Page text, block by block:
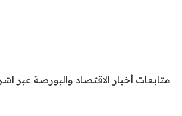
متابعات أخبار الاقتصاد والبورصة عبر